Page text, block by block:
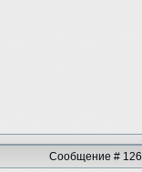
Сообщение # 126